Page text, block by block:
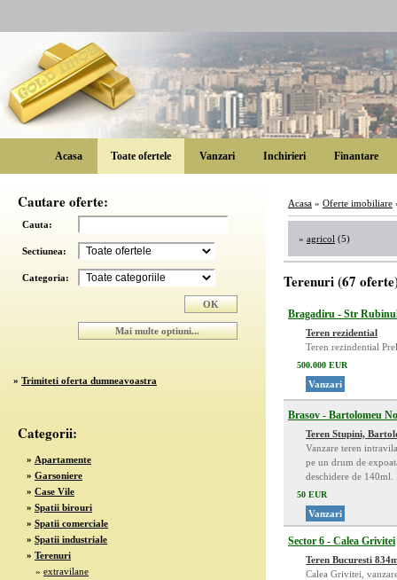
Acasa Toate ofertele Vanzari Inchirieri Finantare
Cautare oferte:
Cauta:
Sectiunea:
Categoria:
» Trimiteti oferta dumneavoastra
Categorii:
» Apartamente
» Garsoniere
» Case Vile
» Spatii birouri
» Spatii comerciale
» Spatii industriale
» Terenuri
» extravilane
Acasa » Oferte imobiliare
» agricol (5)
Terenuri (67
Bragadiru - Str
Teren rezidential
Teren rezindential
500.000 EUR
Vanzari
Brasov - Bartolomeu
Teren Stupini,
Vanzare teren
pe un drum de
deschidere de 140ml.
50 EUR
Vanzari
Sector 6 - Calea Grivitei
Teren Bucuresti
Calea Grivitei,